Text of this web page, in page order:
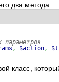
два метода:
, $action,
класс,